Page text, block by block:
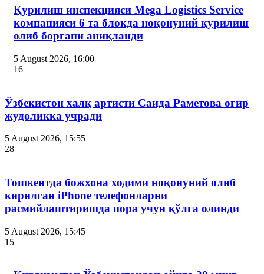
Қурилиш инспекцияси Мega Logistics Service
компанияси 6 та блокда ноқонуний қурилиш
олиб боргани аниқланди
5 August 2026, 16:00
16
Ўзбекистон халқ артисти Саида Раметова оғир
жудоликка учради
5 August 2026, 15:55
28
Тошкентда божхона ходими ноқонуний олиб
кирилган iPhone телефонларни
расмийлаштиришда пора учун қўлга олинди
5 August 2026, 15:45
15